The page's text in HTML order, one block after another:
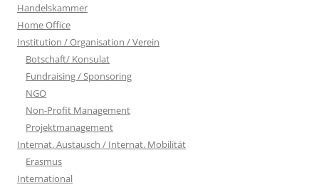
Handelskammer
Home Office
Institution / Organisation / Verein
Botschaft/ Konsulat
Fundraising / Sponsoring
NGO
Non-Profit Management
Projektmanagement
Internat. Austausch / Internat. Mobilität
Erasmus
International